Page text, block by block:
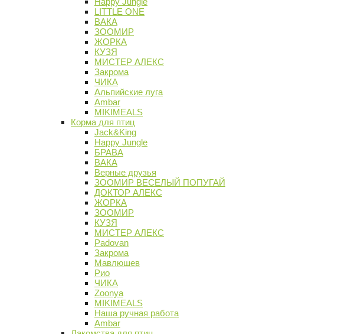
LITTLE ONE
ВАКА
ЗООМИР
ЖОРКА
КУЗЯ
МИСТЕР АЛЕКС
Закрома
ЧИКА
Альпийские луга
Ambar
MIKIMEALS
Корма для птиц
Jack&King
Happy Jungle
БРАВА
ВАКА
Верные друзья
ЗООМИР ВЕСЕЛЫЙ ПОПУГАЙ
ДОКТОР АЛЕКС
ЖОРКА
ЗООМИР
КУЗЯ
МИСТЕР АЛЕКС
Padovan
Закрома
Мавлюшев
Рио
ЧИКА
Zoonya
MIKIMEALS
Наша ручная работа
Ambar